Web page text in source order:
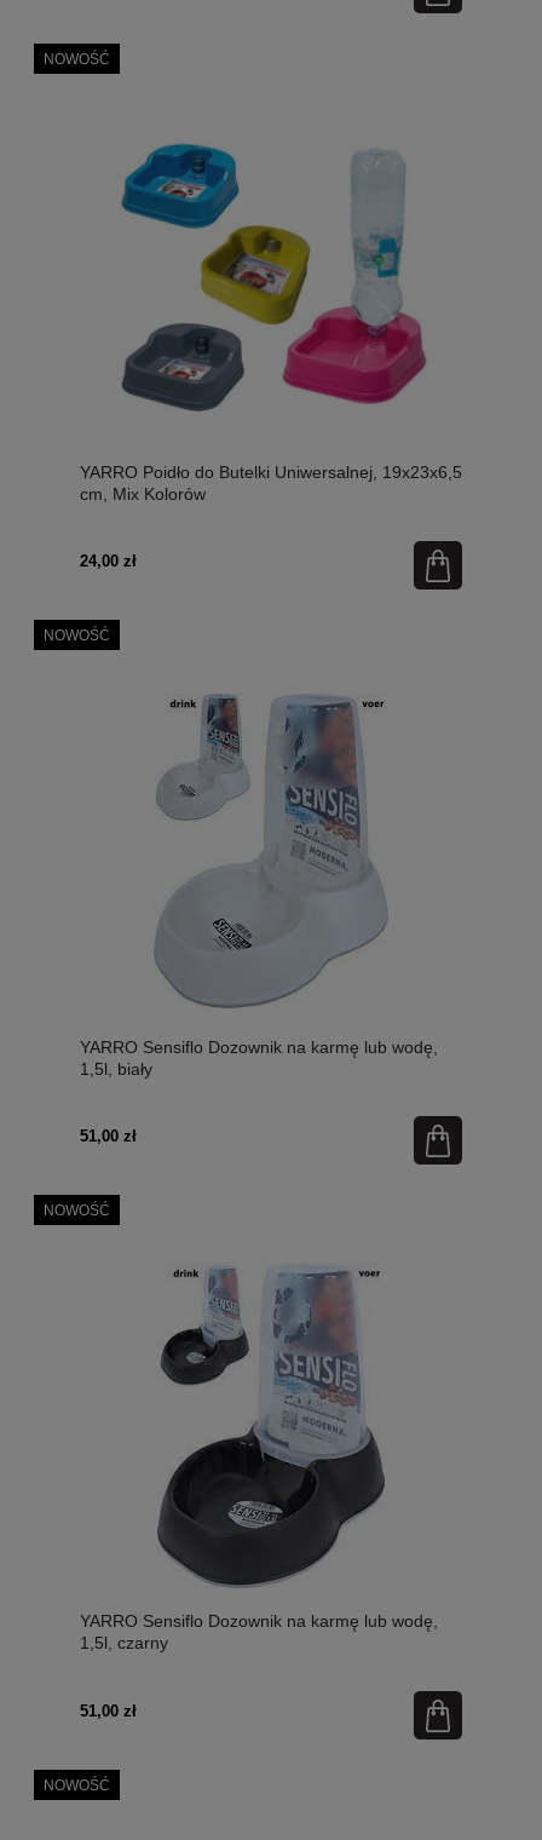
YARRO Poidło do Butelki Uniwersalnej, 19x23x6,5
cm, Mix Kolorów
24,00 zł
NOWOŚĆ
YARRO Sensiflo Dozownik na karmę lub wodę,
1,5l, biały
51,00 zł
NOWOŚĆ
YARRO Sensiflo Dozownik na karmę lub wodę,
1,5l, czarny
51,00 zł
NOWOŚĆ
NOWOŚĆ